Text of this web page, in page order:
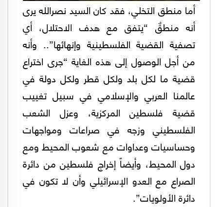
أما منطق التخلي، فقد كان السيد نصرالله يرى
أنه منطقٌ “يتفق مع هدف الاحتلال، أي
تصفية القضية الفلسطينية وإنهائها”.. وأنه
من أجل الوصول إلى هذه الغاية “جرى اختراع
قضية ما لكل بلد ولكل قطر ولكل دولة في
عالمنا العربي والإسلامي في سبيل تغييب
قضية فلسطين المركزية، وعزل الشعب
الفلسطيني وزجه في صراعات ومواجهات
وحساسيات وعداوات مع شعوب المحيط ومع
دول المحيط، وأيضاً إخراج فلسطين من دائرة
الصراع مع العدو الإسرائيلي وأن لا تكون في
دائرة الأولويات”.